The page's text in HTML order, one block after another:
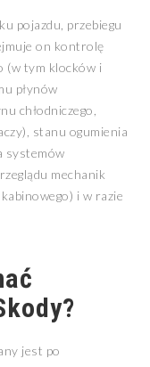
pojazdu, przebiegu
on kontrolę
(w tym klocków i
płynów
chłodniczego,
stanu ogumienia
systemów
mechanik
i w razie
jest po